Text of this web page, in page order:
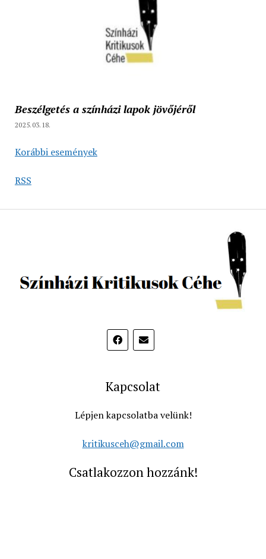
Beszélgetés a színházi lapok jövőjéről
2025.03.18.
Korábbi események
RSS
Kapcsolat
Lépjen kapcsolatba velünk!
kritikusceh@gmail.com
Csatlakozzon hozzánk!